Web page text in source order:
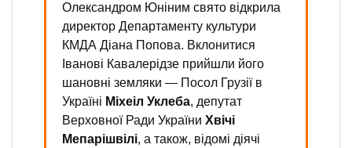
Олександром Юніним свято відкрила
директор Департаменту культури
КМДА Діана Попова. Вклонитися
Іванові Кавалерідзе прийшли його
шановні земляки — Посол Грузії в
Україні Міхеіл Уклеба, депутат
Верховної Ради України Хвічі
Мепарішвілі, а також, відомі діячі